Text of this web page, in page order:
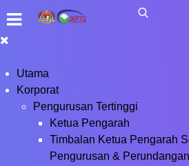
Utama
Korporat
Pengurusan Tertinggi
Ketua Pengarah
Timbalan Ketua Pengarah
Pengurusan &